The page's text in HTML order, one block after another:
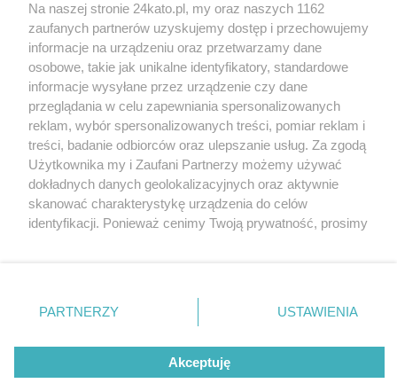
Wydawca mediów lokalnych
Nie zapomnij
zapoznać się z:
polityką prywatności regulamin korzystania z portali
Twojemiasto
Piekary Śląskie
Chorzów
Tarnowskie Góry
Gliwice
Skontakuj sięz nami
Kontakt
Wydawca
Redakcja
Na naszej stronie 24kato.pl, my oraz naszych 1162
zaufanych partnerów uzyskujemy dostęp i przechowujemy
informacje na urządzeniu oraz przetwarzamy dane
osobowe, takie jak unikalne identyfikatory, standardowe
informacje wysyłane przez urządzenie czy dane
przeglądania w celu zapewniania spersonalizowanych
reklam, wybór spersonalizowanych treści, pomiar reklam i
treści, badanie odbiorców oraz ulepszanie usług. Za zgodą
Użytkownika my i Zaufani Partnerzy możemy używać
dokładnych danych geolokalizacyjnych oraz aktywnie
skanować charakterystykę urządzenia do celów
identyfikacji. Ponieważ cenimy Twoją prywatność, prosimy
prywatności znajdujący się w lewym dolnym rogu strony
. Niektóre rodzaje przetwarzania danych nie wymagają
zgody użytkownika, ale masz prawo sprzeciwić się
takiemu przetwarzaniu. Preferencje będą miały
zastosowania tylko na tej witrynie.
PARTNERZY USTAWIENIA
Akceptuję